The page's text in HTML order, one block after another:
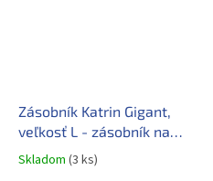
Zásobník Katrin Gigant,
veľkosť L - zásobník na
toaletný papier
Skladom (3 ks)